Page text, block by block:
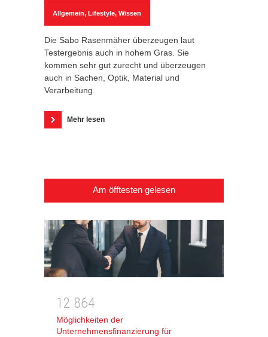
Allgemein, Lifestyle, Wissen
Die Sabo Rasenmäher überzeugen laut
Testergebnis auch in hohem Gras. Sie
kommen sehr gut zurecht und überzeugen
auch in Sachen, Optik, Material und
Verarbeitung.
Mehr lesen
Am öfftesten gelesen
1 2 864
Möglichkeiten der
Unternehmensfinanzierung für